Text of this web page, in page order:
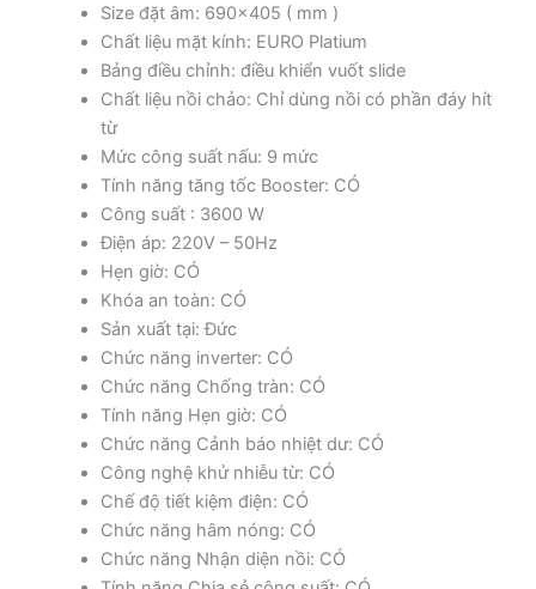
Size đặt âm: 690×405 ( mm )
Chất liệu mặt kính: EURO Platium
Bảng điều chỉnh: điều khiển vuốt slide
Chất liệu nồi chảo: Chỉ dùng nồi có phần đáy hít
từ
Mức công suất nấu: 9 mức
Tính năng tăng tốc Booster: CÓ
Công suất : 3600 W
Điện áp: 220V – 50Hz
Hẹn giờ: CÓ
Khóa an toàn: CÓ
Sản xuất tại: Đức
Chức năng inverter: CÓ
Chức năng Chống tràn: CÓ
Tính năng Hẹn giờ: CÓ
Chức năng Cảnh báo nhiệt dư: CÓ
Công nghệ khử nhiễu từ: CÓ
Chế độ tiết kiệm điện: CÓ
Chức năng hâm nóng: CÓ
Chức năng Nhận diện nồi: CÓ